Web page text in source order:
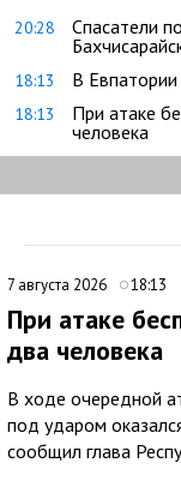
20:28
Спасатели
18:13 В
18:13
При атаке
человека
7 августа 2026 18:13
При атаке
два человека
В ходе очередной
под ударом
сообщил глава